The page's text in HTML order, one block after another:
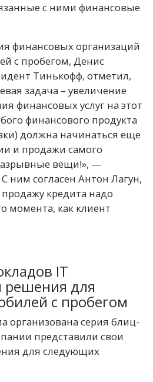
с ними финансовые
финансовых организаций
с пробегом, Денис
Тинькофф, отметил,
задача – увеличение
финансовых услуг на этот
финансового продукта
должна начинаться еще
и продажи самого
вещи!», —
ним согласен Антон Лагун,
кредита надо
момента, как клиент
IT
решения для
с пробегом
организована серия блиц-
представили свои
для следующих